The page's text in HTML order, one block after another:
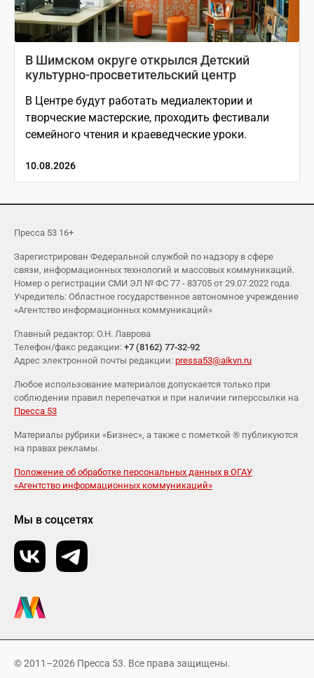
В Шимском округе открылся Детский
культурно-просветительский центр
В Центре будут работать медиалектории и
творческие мастерские, проходить фестивали
семейного чтения и краеведческие уроки.
10.08.2026
Пресса 53 16+
Зарегистрирован Федеральной службой по надзору в сфере
связи, информационных технологий и массовых коммуникаций.
Номер о регистрации СМИ ЭЛ № ФС 77 - 83705 от 29.07.2022 года.
Учредитель: Областное государственное автономное учреждение
«Агентство информационных коммуникаций»
Главный редактор: О.Н. Лаврова
Телефон/факс редакции: +7 (8162) 77-32-92
Адрес электронной почты редакции: pressa53@aikvn.ru
Любое использование материалов допускается только при
соблюдении правил перепечатки и при наличии гиперссылки на
Пресса 53
Материалы рубрики «Бизнес», а также с пометкой ® публикуются
на правах рекламы.
Положение об обработке персональных данных в ОГАУ
«Агентство информационных коммуникаций»
Мы в соцсетях
© 2011–2026 Пресса 53. Все права защищены.